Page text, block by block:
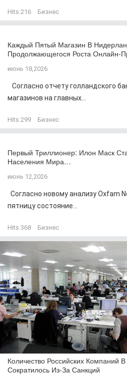
Hits:216 Бизнес
Каждый Пятый Магазин В
Продолжающегося Роста Онлайн-
июнь 18,2026
Согласно отчету голландского
магазинов на главных...
Hits:299 Бизнес
Первый Триллионер: Илон Маск
Населения Мира…
июнь 12,2026
Согласно новому анализу Oxfam
пятницу состояние...
Hits:368 Бизнес
Количество Российских Компаний
Сократилось Из-За Санкций